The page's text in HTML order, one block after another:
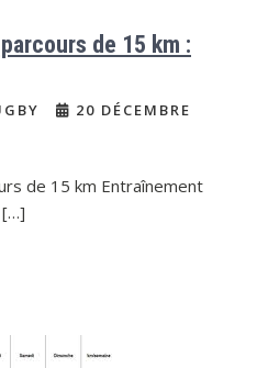
de 15 km :
20 DÉCEMBRE
de 15 km Entraînement
[…]